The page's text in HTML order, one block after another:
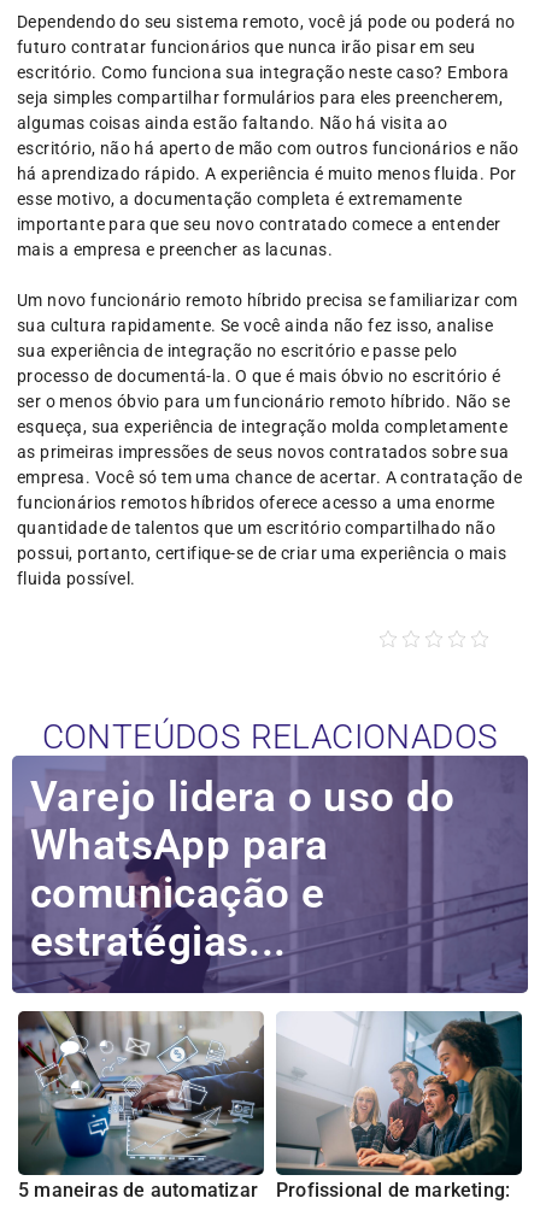
Dependendo do seu sistema remoto, você já pode ou poderá no
futuro contratar funcionários que nunca irão pisar em seu
escritório. Como funciona sua integração neste caso? Embora
seja simples compartilhar formulários para eles preencherem,
algumas coisas ainda estão faltando. Não há visita ao
escritório, não há aperto de mão com outros funcionários e não
há aprendizado rápido. A experiência é muito menos fluida. Por
esse motivo, a documentação completa é extremamente
importante para que seu novo contratado comece a entender
mais a empresa e preencher as lacunas.
Um novo funcionário remoto híbrido precisa se familiarizar com
sua cultura rapidamente. Se você ainda não fez isso, analise
sua experiência de integração no escritório e passe pelo
processo de documentá-la. O que é mais óbvio no escritório é
ser o menos óbvio para um funcionário remoto híbrido. Não se
esqueça, sua experiência de integração molda completamente
as primeiras impressões de seus novos contratados sobre sua
empresa. Você só tem uma chance de acertar. A contratação de
funcionários remotos híbridos oferece acesso a uma enorme
quantidade de talentos que um escritório compartilhado não
possui, portanto, certifique-se de criar uma experiência o mais
fluida possível.
CONTEÚDOS RELACIONADOS
Varejo lidera o uso do
WhatsApp para
comunicação e
estratégias...
5 maneiras de automatizar
Profissional de marketing: